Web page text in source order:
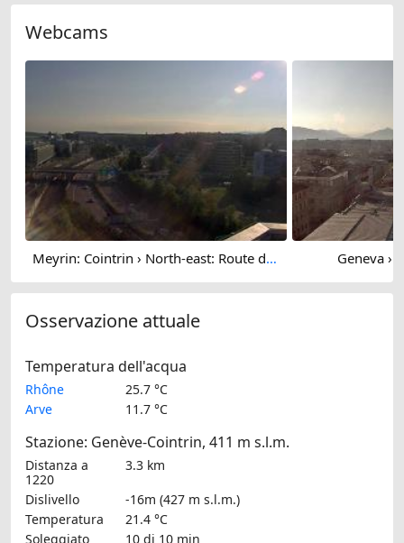
Webcams
Meyrin: Cointrin › North-east: Route de l'Aéroport Geneva ›
Osservazione attuale
Temperatura dell'acqua
Rhône
25.7 °C
Arve
11.7 °C
Stazione: Genève-Cointrin, 411 m s.l.m.
Distanza a
1220
3.3 km
Dislivello
-16m (427 m s.l.m.)
Temperatura
21.4 °C
Soleggiato
10 di 10 min